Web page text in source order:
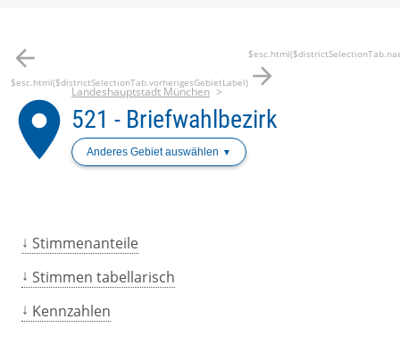
arrow_back
$esc.html($districtSelectionTab.vorherigesGebietLabel) arrow_forward
place
Landeshauptstadt München
521 - Briefwahlbezirk
Anderes Gebiet auswählen
Stimmenanteile
Stimmen tabellarisch
Kennzahlen